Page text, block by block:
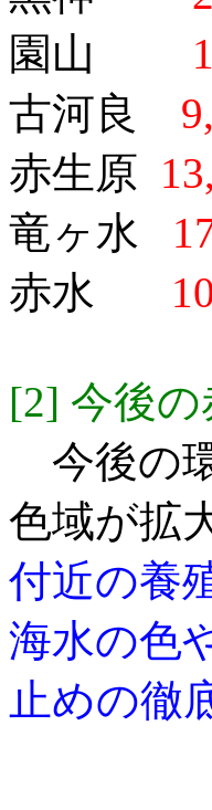
園山
古河良
赤生原
竜ヶ水
赤水
[2] 今後
今後の
色域が拡
付近の養
海水の色
止めの徹